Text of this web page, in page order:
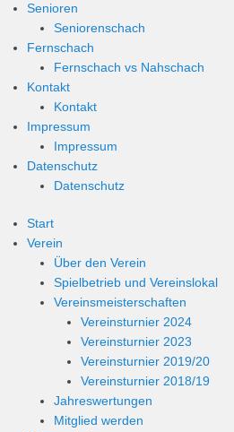
Senioren
Seniorenschach
Fernschach
Fernschach vs Nahschach
Kontakt
Kontakt
Impressum
Impressum
Datenschutz
Datenschutz
Start
Verein
Über den Verein
Spielbetrieb und Vereinslokal
Vereinsmeisterschaften
Vereinsturnier 2024
Vereinsturnier 2023
Vereinsturnier 2019/20
Vereinsturnier 2018/19
Jahreswertungen
Mitglied werden